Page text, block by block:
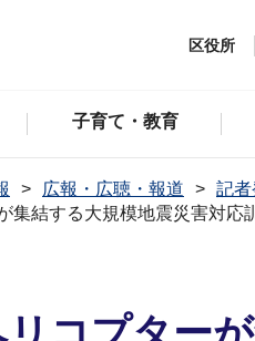
区役所
子育て・教育
広報・広聴・報道 記者
集結する大規模地震災害対応